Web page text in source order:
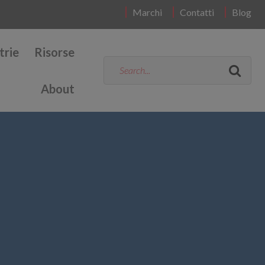
Marchi Contatti Blog
Risorse
About